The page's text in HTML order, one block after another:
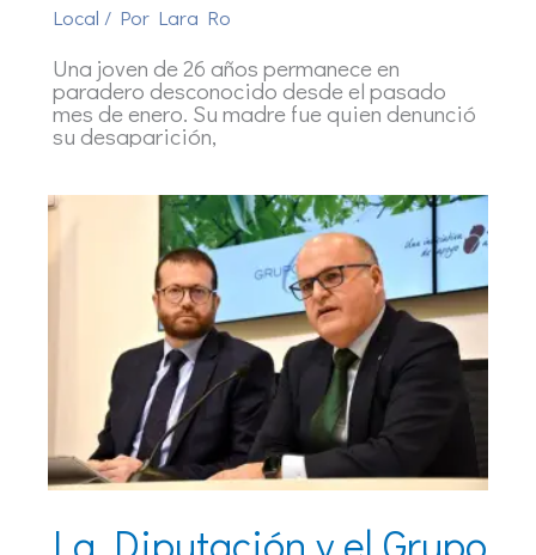
Local / Por Lara Ro
Una joven de 26 años permanece en
paradero desconocido desde el pasado
mes de enero. Su madre fue quien denunció
su desaparición,
La Diputación y el Grupo